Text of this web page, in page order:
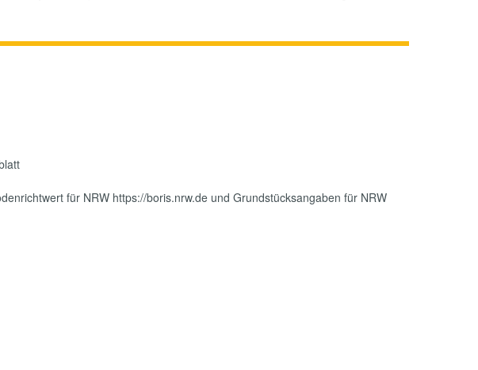
für NRW https://boris.nrw.de und Grundstücksangaben für NRW